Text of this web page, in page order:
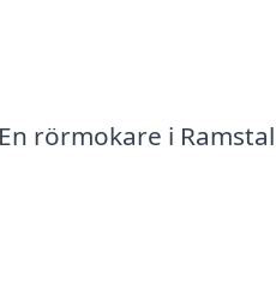
rörmokare i